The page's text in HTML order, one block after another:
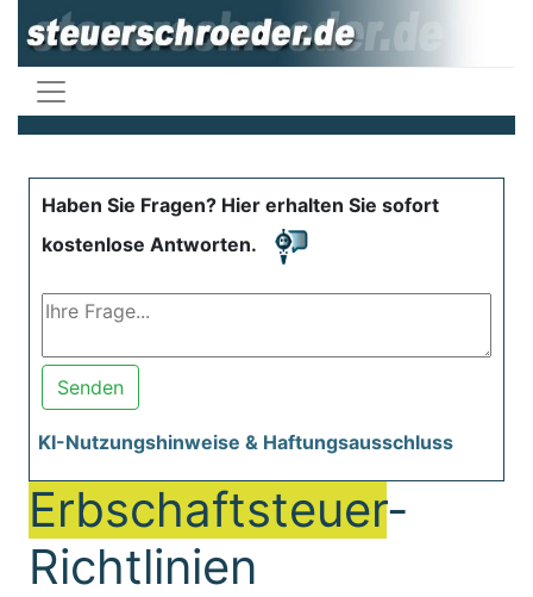
Haben Sie Fragen? Hier erhalten Sie sofort
kostenlose Antworten.
Senden
KI-Nutzungshinweise & Haftungsausschluss
Erbschaftsteuer-
Richtlinien